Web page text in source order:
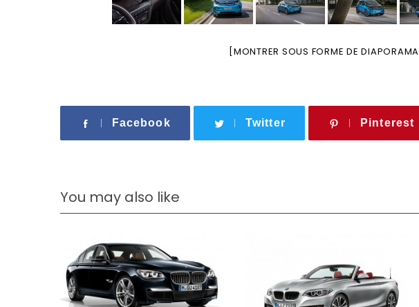
[MONTRER SOUS FORME DE DIAPORAMA]
Facebook Twitter Pinterest
You may also like